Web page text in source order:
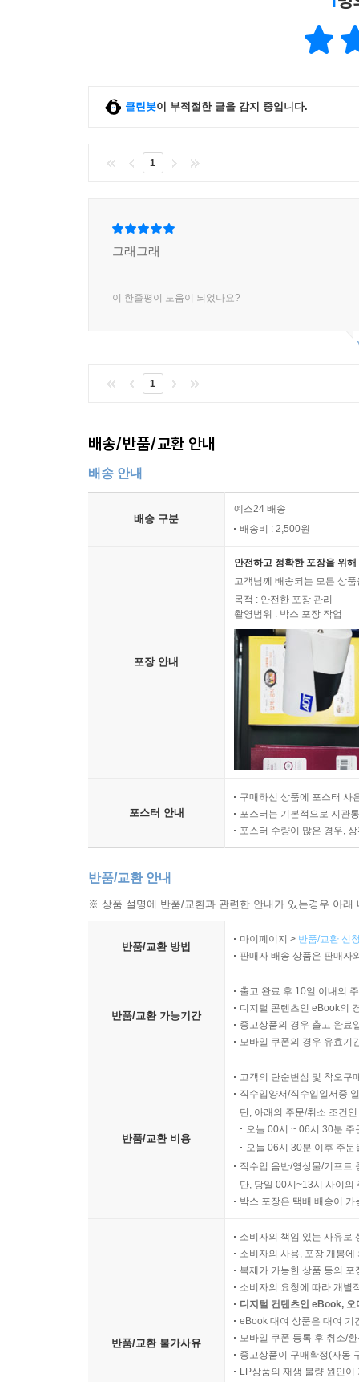
클린봇이 부적절한 글을 감지 중입니다.
1
그래그래
이 한줄평이 도움이 되었나요?
1
배송/반품/교환 안내
배송 안내
배송 구분
예스24 배송
배송비 : 2,500원
포장 안내
안전하고 정확한 포장을 위
고객님께 배송되는 모든 상
목적 : 안전한 포장 관리
촬영범위 : 박스 포장 작업
포스터 안내
구매하신 상품에 포스터 사
포스터는 기본적으로 지관
포스터 수량이 많은 경우,
반품/교환 안내
※ 상품 설명에 반품/교환과 관련한 안내가 있는경우 아
반품/교환 방법
마이페이지 > 반품/교환 신
판매자 배송 상품은 판매자
반품/교환 가능기간
출고 완료 후 10일 이내의
디지털 콘텐츠인 eBook의
중고상품의 경우 출고 완료
모바일 쿠폰의 경우 유효기
반품/교환 비용
고객의 단순변심 및 착오구
직수입양서/직수입일서중
단, 아래의 주문/취소 조건
오늘 00시 ~ 06시 30분
오늘 06시 30분 이후 주
직수입 음반/영상물/기프트
단, 당일 00시~13시 사이의
박스 포장은 택배 배송이
반품/교환 불가사유
소비자의 책임 있는 사유로
소비자의 사용, 포장 개봉
복제가 가능한 상품 등의
소비자의 요청에 따라 개별
디지털 컨텐츠인 eBook,
eBook 대여 상품은 대여 기
모바일 쿠폰 등록 후 취소/
중고상품이 구매확정(자동
LP상품의 재생 불량 원인